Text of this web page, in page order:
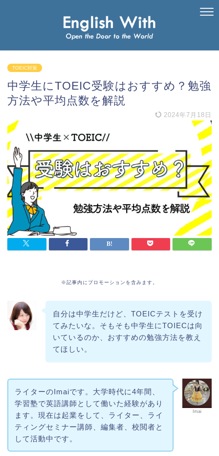
TOEIC対策
中学生にTOEIC受験はおすすめ？勉強
方法や平均点数を解説
2024年7月18日
※記事内にプロモーションを含みます。
自分は中学生だけど、TOEICテストを受け
てみたいな。そもそも中学生にTOIECは向
いているのか、おすすめの勉強方法を教え
てほしい。
Imai
ライターのImaiです。大学時代に4年間、
学習塾で英語講師として働いた経験があり
ます。現在は起業をして、ライター、ライ
ティングセミナー講師、編集者、校閲者と
して活動中です。